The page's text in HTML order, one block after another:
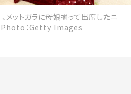
メットガラに母娘揃って出席したニ
Photo：Getty Images